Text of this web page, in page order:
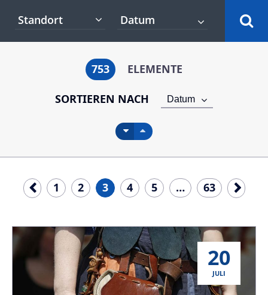
Standort
753
ELEMENTE
SORTIEREN NACH
Datum
1 2 3 4 5 … 63
20
JULI